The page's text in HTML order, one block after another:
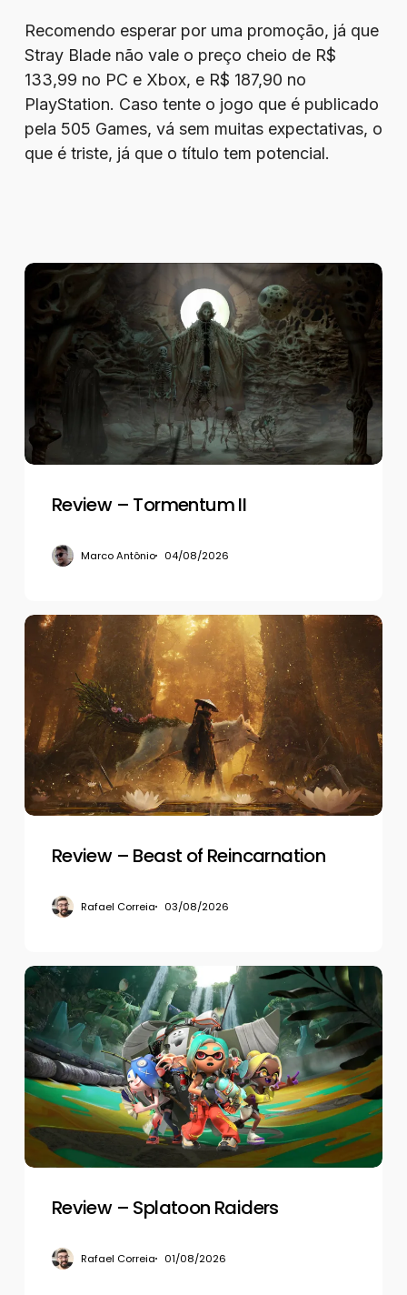
Recomendo esperar por uma promoção, já que
Stray Blade não vale o preço cheio de R$
133,99 no PC e Xbox, e R$ 187,90 no
PlayStation. Caso tente o jogo que é publicado
pela 505 Games, vá sem muitas expectativas, o
que é triste, já que o título tem potencial.
Review
Tormentum
Review – Tormentum II
Marco Antônio 04/08/2026
Review
–
Beast
Reincarnation
Review – Beast of Reincarnation
Rafael Correia 03/08/2026
Review
–
Splatoon
Raiders
Review – Splatoon Raiders
Rafael Correia 01/08/2026